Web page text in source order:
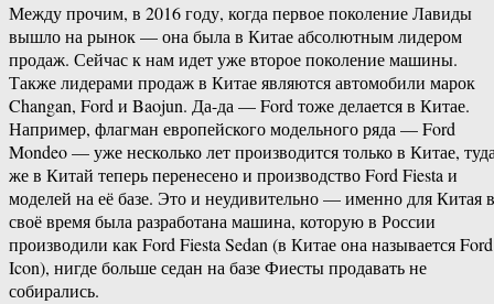
Между прочим, в 2016 году, когда первое поколение Лавиды
вышло на рынок — она была в Китае абсолютным лидером
продаж. Сейчас к нам идет уже второе поколение машины.
Также лидерами продаж в Китае являются автомобили марок
Changan, Ford и Baojun. Да-да — Ford тоже делается в Китае.
Например, флагман европейского модельного ряда — Ford
Mondeo — уже несколько лет производится только в Китае,
же в Китай теперь перенесено и производство Ford Fiesta и
моделей на её базе. Это и неудивительно — именно для Китая в
своё время была разработана машина, которую в России
производили как Ford Fiesta Sedan (в Китае она называется Ford
Icon), нигде больше седан на базе Фиесты продавать не
собирались.